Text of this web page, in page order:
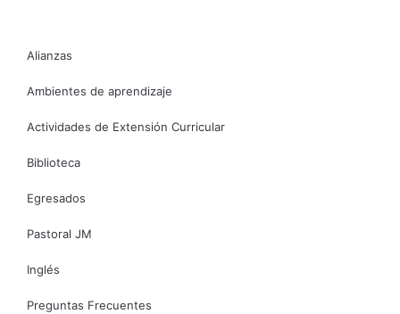
Alianzas
Ambientes de aprendizaje
Actividades de Extensión Curricular
Biblioteca
Egresados
Pastoral JM
Inglés
Preguntas Frecuentes